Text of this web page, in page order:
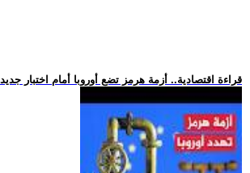
.. قراءة اقتصادية.. أزمة هرمز تضع أوروبا أمام اختبار